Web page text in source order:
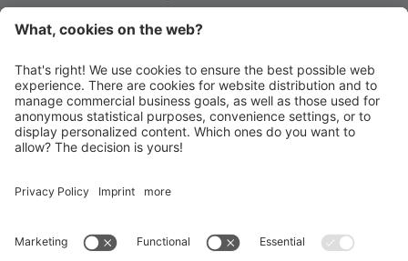
HANDBALL MERAN ALPERIA
Schwimmbadstraße 4
I-39012 Meran
INFO@HANDBALLMERAN.IT